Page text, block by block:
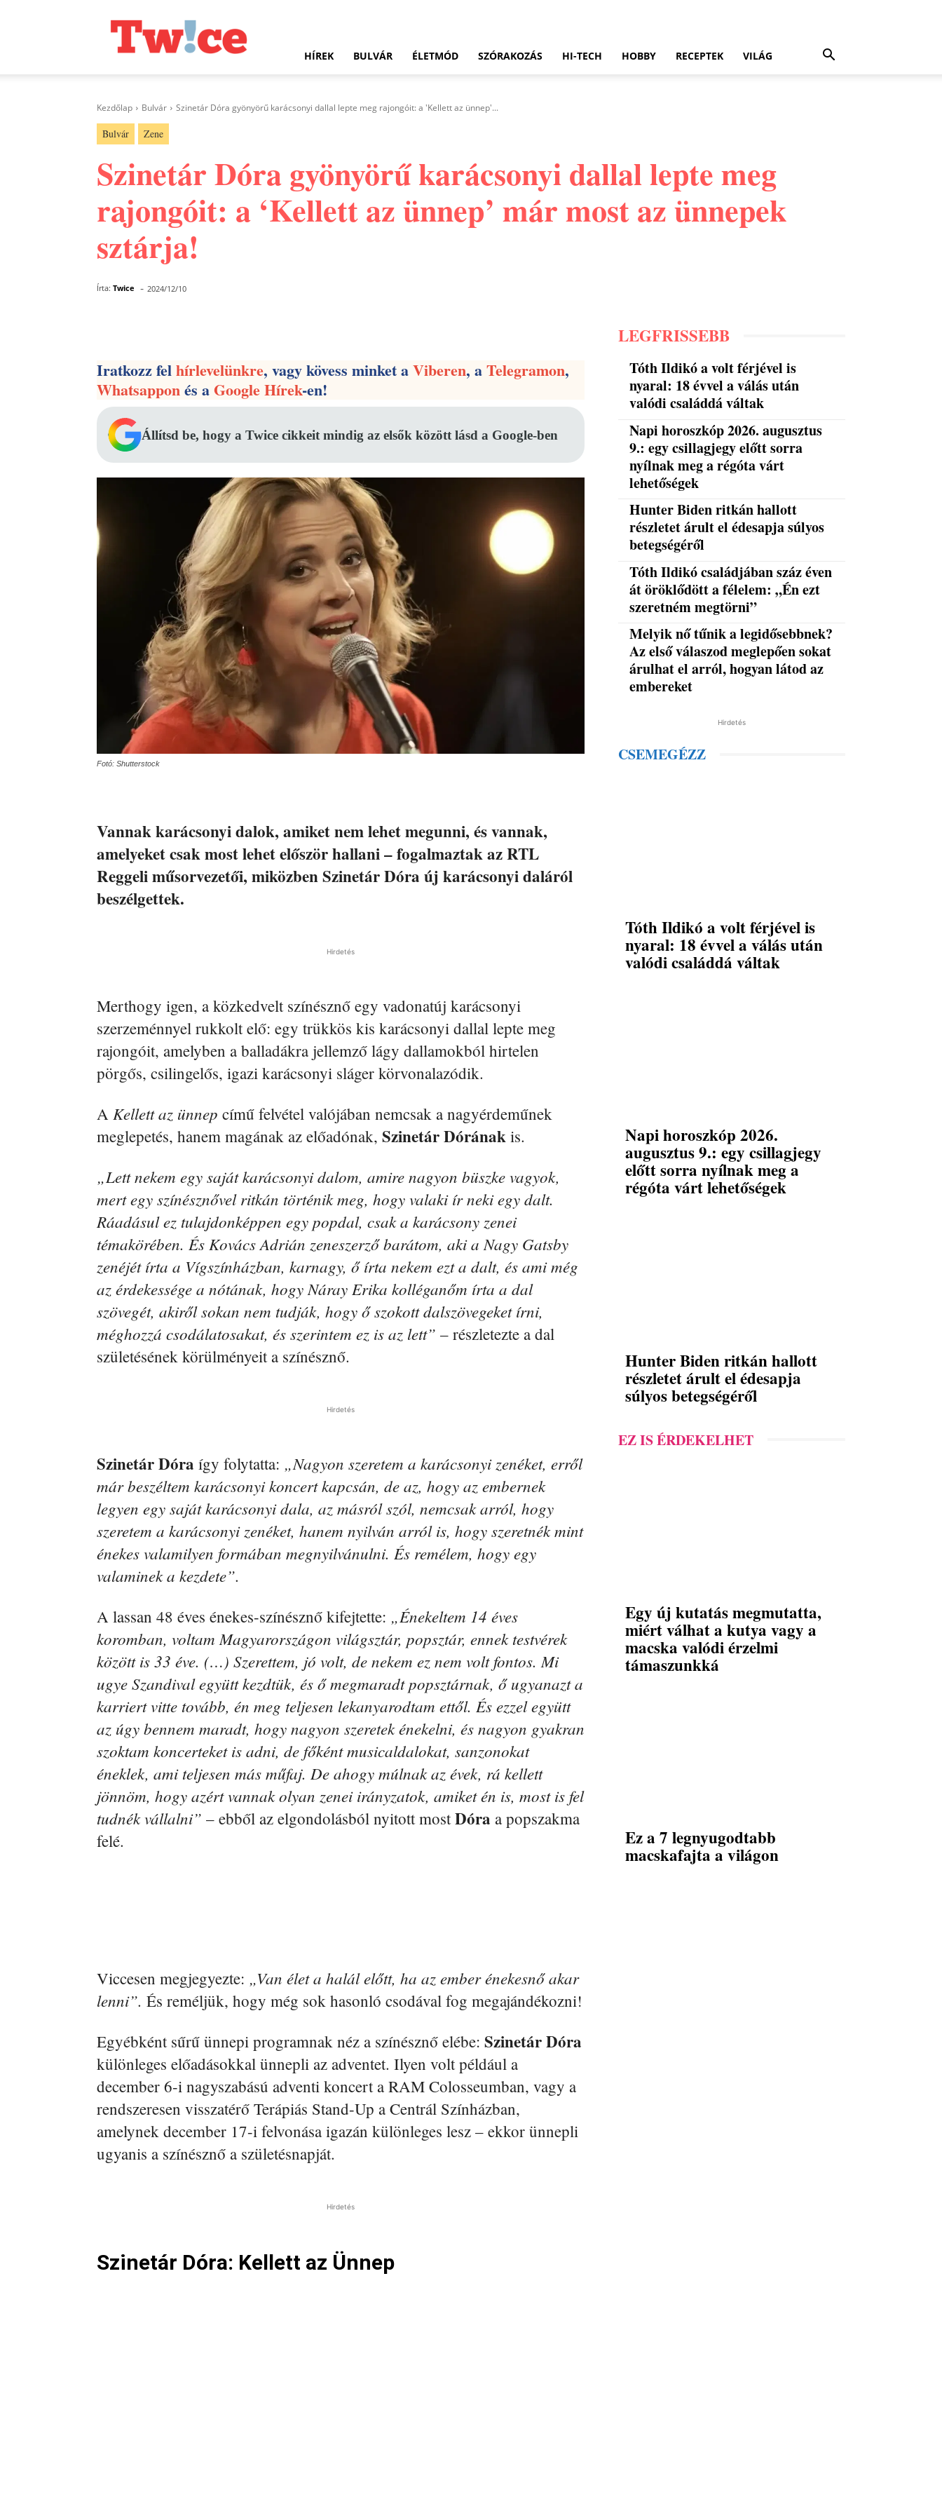
HÍREK BULVÁR ÉLETMÓD SZÓRAKOZÁS HI-TECH HOBBY RECEPTEK VILÁG
Kezdőlap Bulvár Szinetár Dóra gyönyörű karácsonyi dallal lepte meg rajongóit: a 'Kellett az ünnep'...
Bulvár Zene
Szinetár Dóra gyönyörű karácsonyi dallal lepte meg
rajongóit: a ‘Kellett az ünnep’ már most az ünnepek
sztárja!
Írta: Twice - 2024/12/10
Iratkozz felhírlevelünkre, vagy kövess minket aViberen, aTelegramon,
Whatsapponés aGoogle Hírek-en!
Állítsd be, hogy a Twice cikkeit mindig az elsők között lásd a Google-ben
Fotó: Shutterstock
Vannak karácsonyi dalok, amiket nem lehet megunni, és vannak,
amelyeket csak most lehet először hallani – fogalmaztak az RTL
Reggeli műsorvezetői, miközben Szinetár Dóra új karácsonyi daláról
beszélgettek.
Hirdetés
Merthogy igen, a közkedvelt színésznő egy vadonatúj karácsonyi
szerzeménnyel rukkolt elő: egy trükkös kis karácsonyi dallal lepte meg
rajongóit, amelyben a balladákra jellemző lágy dallamokból hirtelen
pörgős, csilingelős, igazi karácsonyi sláger körvonalazódik.
A Kellett az ünnep című felvétel valójában nemcsak a nagyérdeműnek
meglepetés, hanem magának az előadónak, Szinetár Dórának is.
„Lett nekem egy saját karácsonyi dalom, amire nagyon büszke vagyok,
mert egy színésznővel ritkán történik meg, hogy valaki ír neki egy dalt.
Ráadásul ez tulajdonképpen egy popdal, csak a karácsony zenei
témakörében. És Kovács Adrián zeneszerző barátom, aki a Nagy Gatsby
zenéjét írta a Vígszínházban, karnagy, ő írta nekem ezt a dalt, és ami még
az érdekessége a nótának, hogy Náray Erika kolléganőm írta a dal
szövegét, akiről sokan nem tudják, hogy ő szokott dalszövegeket írni,
méghozzá csodálatosakat, és szerintem ez is az lett” – részletezte a dal
születésének körülményeit a színésznő.
Hirdetés
Szinetár Dóra így folytatta: „Nagyon szeretem a karácsonyi zenéket, erről
már beszéltem karácsonyi koncert kapcsán, de az, hogy az embernek
legyen egy saját karácsonyi dala, az másról szól, nemcsak arról, hogy
szeretem a karácsonyi zenéket, hanem nyilván arról is, hogy szeretnék mint
énekes valamilyen formában megnyilvánulni. És remélem, hogy egy
valaminek a kezdete”.
A lassan 48 éves énekes-színésznő kifejtette: „Énekeltem 14 éves
koromban, voltam Magyarországon világsztár, popsztár, ennek testvérek
között is 33 éve. (…) Szerettem, jó volt, de nekem ez nem volt fontos. Mi
ugye Szandival együtt kezdtük, és ő megmaradt popsztárnak, ő ugyanazt a
karriert vitte tovább, én meg teljesen lekanyarodtam ettől. És ezzel együtt
az úgy bennem maradt, hogy nagyon szeretek énekelni, és nagyon gyakran
szoktam koncerteket is adni, de főként musicaldalokat, sanzonokat
éneklek, ami teljesen más műfaj. De ahogy múlnak az évek, rá kellett
jönnöm, hogy azért vannak olyan zenei irányzatok, amiket én is, most is fel
tudnék vállalni” – ebből az elgondolásból nyitott mostDóra a popszakma
felé.
Viccesen megjegyezte: „Van élet a halál előtt, ha az ember énekesnő akar
lenni”. És reméljük, hogy még sok hasonló csodával fog megajándékozni!
Egyébként sűrű ünnepi programnak néz a színésznő elébe: Szinetár Dóra
különleges előadásokkal ünnepli az adventet. Ilyen volt például a
december 6-i nagyszabású adventi koncert a RAM Colosseumban, vagy a
rendszeresen visszatérő Terápiás Stand-Up a Centrál Színházban,
amelynek december 17-i felvonása igazán különleges lesz – ekkor ünnepli
ugyanis a színésznő a születésnapját.
Hirdetés
Szinetár Dóra: Kellett az Ünnep
LEGFRISSEBB
Tóth Ildikó a volt férjével is
nyaral: 18 évvel a válás után
valódi családdá váltak
Napi horoszkóp 2026. augusztus
9.: egy csillagjegy előtt sorra
nyílnak meg a régóta várt
lehetőségek
Hunter Biden ritkán hallott
részletet árult el édesapja súlyos
betegségéről
Tóth Ildikó családjában száz éven
át öröklődött a félelem: „Én ezt
szeretném megtörni”
Melyik nő tűnik a legidősebbnek?
Az első válaszod meglepően sokat
árulhat el arról, hogyan látod az
embereket
Hirdetés
CSEMEGÉZZ
Tóth Ildikó a volt férjével is
nyaral: 18 évvel a válás után
valódi családdá váltak
Napi horoszkóp 2026.
augusztus 9.: egy csillagjegy
előtt sorra nyílnak meg a
régóta várt lehetőségek
Hunter Biden ritkán hallott
részletet árult el édesapja
súlyos betegségéről
EZ IS ÉRDEKELHET
Egy új kutatás megmutatta,
miért válhat a kutya vagy a
macska valódi érzelmi
támaszunkká
Ez a 7 legnyugodtabb
macskafajta a világon